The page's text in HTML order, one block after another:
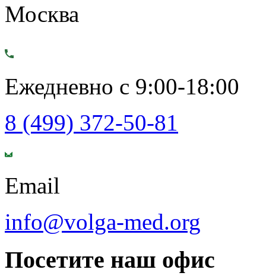
Москва
Ежедневно с 9:00-18:00
8 (499) 372-50-81
Email
info@volga-med.org
Посетите наш офис